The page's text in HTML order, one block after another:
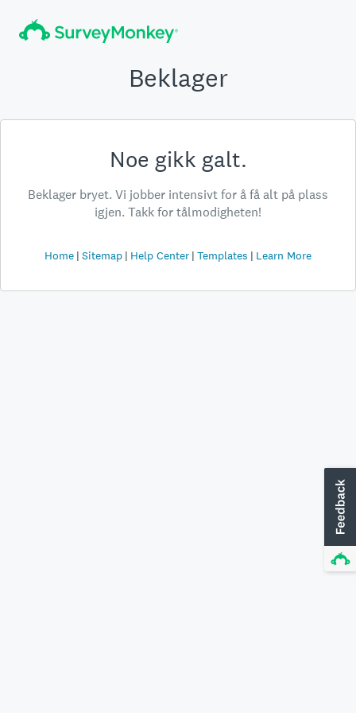
Beklager
Noe gikk galt.
Beklager bryet. Vi jobber intensivt for å få alt på plass
igjen. Takk for tålmodigheten!
Home Sitemap Help Center Templates Learn More